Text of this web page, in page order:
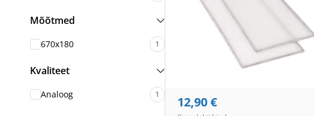
Mõõtmed
670x180 1
Kvaliteet
Analoog 1 12,90€